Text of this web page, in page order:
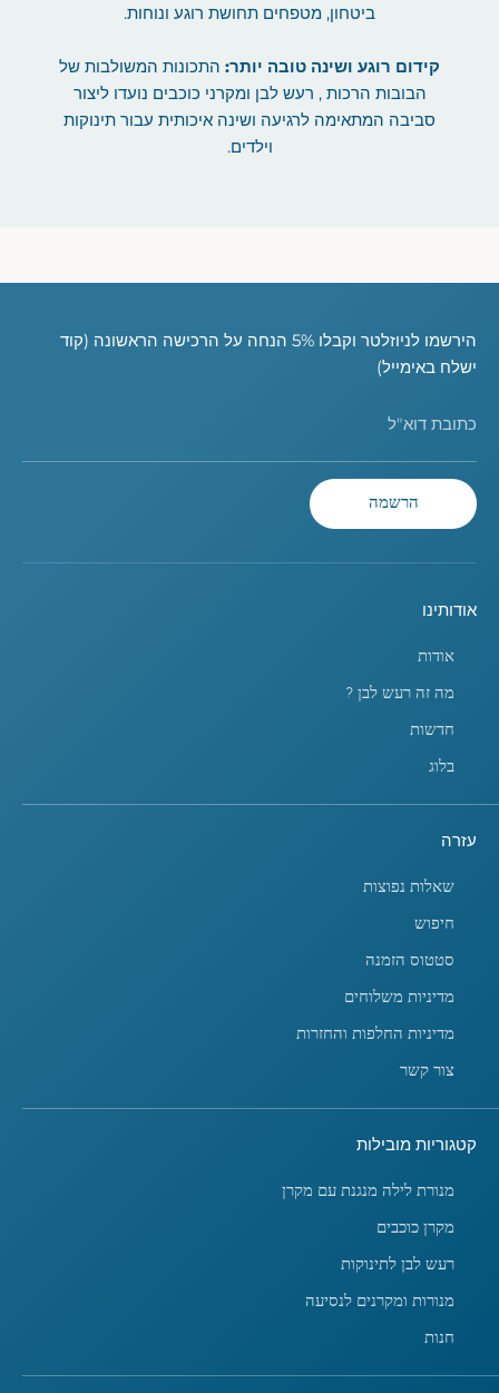
ביטחון, מטפחים תחושת רוגע ונוחות.
קידום רוגע ושינה טובה יותר: התכונות המשולבות של
הבובות הרכות , רעש לבן ומקרני כוכבים נועדו ליצור
סביבה המתאימה לרגיעה ושינה איכותית עבור תינוקות
וילדים.
הירשמו לניוזלטר וקבלו 5% הנחה על הרכישה הראשונה (קוד
ישלח באימייל)
כתובת דוא"ל
הרשמה
אודותינו
אודות
מה זה רעש לבן ?
חדשות
בלוג
עזרה
שאלות נפוצות
חיפוש
סטטוס הזמנה
מדיניות משלוחים
מדיניות החלפות והחזרות
צור קשר
קטגוריות מובילות
מנורת לילה מנגנת עם מקרן
מקרן כוכבים
רעש לבן לתינוקות
מנורות ומקרנים לנסיעה
חנות